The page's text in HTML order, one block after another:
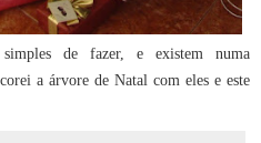
de fazer, e existem numa
a árvore de Natal com eles e este